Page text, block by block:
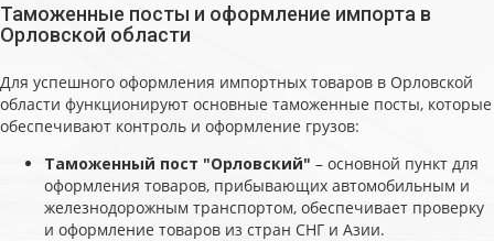
Таможенные посты и оформление импорта в
Орловской области
Для успешного оформления импортных товаров в Орловской
области функционируют основные таможенные посты, которые
обеспечивают контроль и оформление грузов:
Таможенный пост "Орловский" – основной пункт для
оформления товаров, прибывающих автомобильным и
железнодорожным транспортом, обеспечивает проверку
и оформление товаров из стран СНГ и Азии.